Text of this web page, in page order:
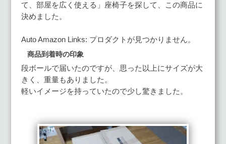
て、部屋を広く使える」座椅子を探して、この商品に
決めました。
Auto Amazon Links: プロダクトが見つかりません。
商品到着時の印象
段ボールで届いたのですが、思った以上にサイズが大
きく、重量もありました。
軽いイメージを持っていたので少し驚きました。